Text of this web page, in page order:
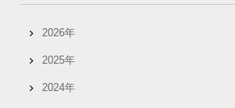
2026年
2025年
2024年